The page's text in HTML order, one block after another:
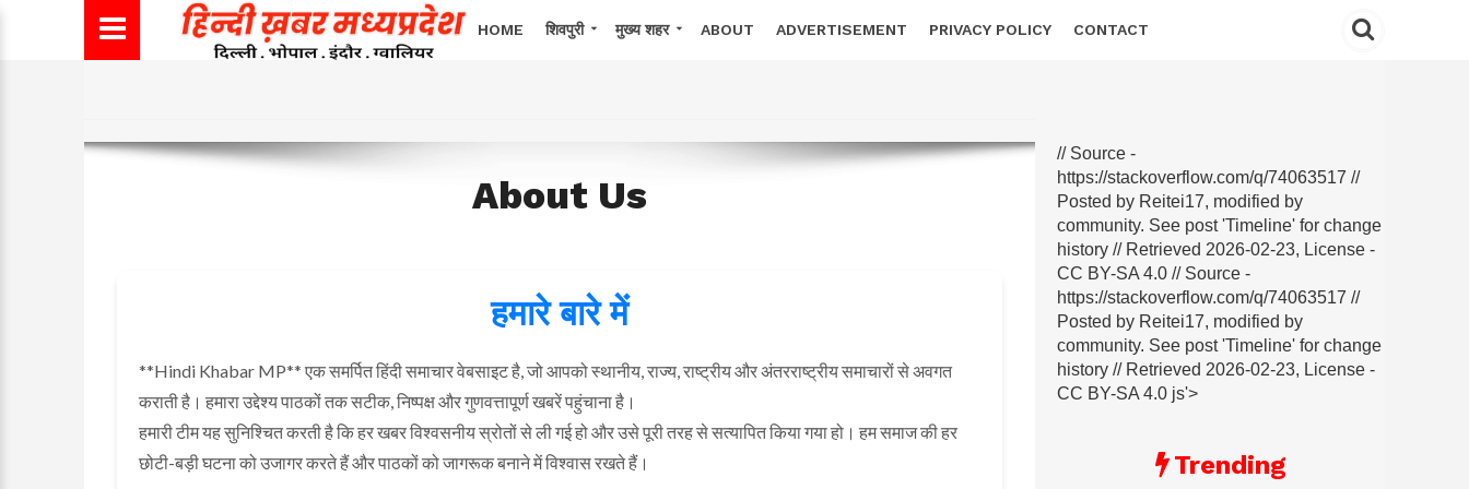
HOME शिवपुरी मुख्य शहर ABOUT ADVERTISEMENT PRIVACY POLICY CONTACT
About Us
हमारे बारे में
**Hindi Khabar MP** एक समर्पित हिंदी समाचार वेबसाइट है, जो आपको स्थानीय, राज्य, राष्ट्रीय और अंतरराष्ट्रीय समाचारों से अवगत
कराती है। हमारा उद्देश्य पाठकों तक सटीक, निष्पक्ष और गुणवत्तापूर्ण खबरें पहुंचाना है।
हमारी टीम यह सुनिश्चित करती है कि हर खबर विश्वसनीय स्रोतों से ली गई हो और उसे पूरी तरह से सत्यापित किया गया हो। हम समाज की हर
छोटी-बड़ी घटना को उजागर करते हैं और पाठकों को जागरूक बनाने में विश्वास रखते हैं।
// Source -
https://stackoverflow.com/q/74063517 //
Posted by Reitei17, modified by
community. See post 'Timeline' for change
history // Retrieved 2026-02-23, License -
CC BY-SA 4.0 // Source -
https://stackoverflow.com/q/74063517 //
Posted by Reitei17, modified by
community. See post 'Timeline' for change
history // Retrieved 2026-02-23, License -
CC BY-SA 4.0 js'>
Trending